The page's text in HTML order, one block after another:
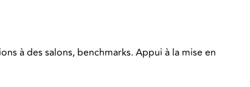
à des salons, benchmarks. Appui à la mise en